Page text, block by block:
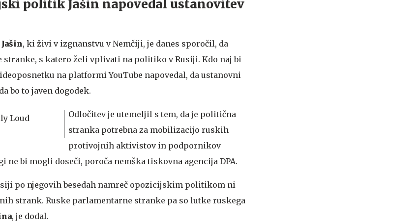
politik Jašin napovedal ustanovitev
, ki živi v izgnanstvu v Nemčiji, je danes sporočil, da
s katero želi vplivati na politiko v Rusiji. Kdo naj bi
na platformi YouTube napovedal, da ustanovni
bo to javen dogodek.
Odločitev je utemeljil s tem, da je politična
stranka potrebna za mobilizacijo ruskih
protivojnih aktivistov in podpornikov
ne bi mogli doseči, poroča nemška tiskovna agencija DPA.
po njegovih besedah namreč opozicijskim politikom ni
strank. Ruske parlamentarne stranke pa so lutke ruskega
, je dodal.